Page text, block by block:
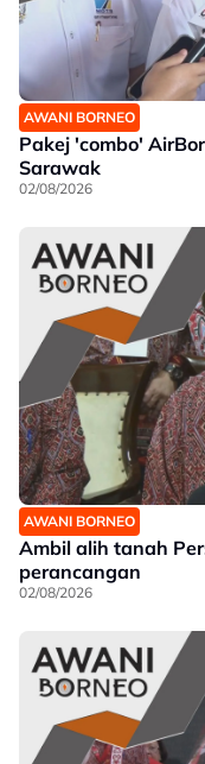
AWANI BORNEO
Pakej 'combo'
Sarawak
02/08/2026
AWANI BORNEO
Ambil alih tanah
perancangan
02/08/2026